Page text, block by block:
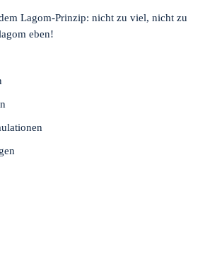
Lagom-Prinzip: nicht zu viel, nicht zu
eben!